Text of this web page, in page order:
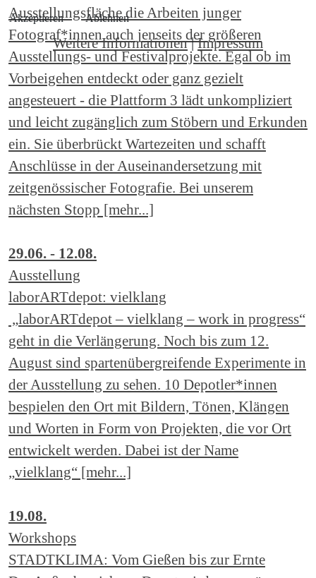
Ausstellungsfläche die Arbeiten junger
Fotograf*innen auch jenseits der größeren
Ausstellungs- und Festivalprojekte. Egal ob im
Vorbeigehen entdeckt oder ganz gezielt
angesteuert - die Plattform 3 lädt unkompliziert
und leicht zugänglich zum Stöbern und Erkunden
ein. Sie überbrückt Wartezeiten und schafft
Anschlüsse in der Auseinandersetzung mit
zeitgenössischer Fotografie. Bei unserem
nächsten Stopp [mehr...]
29.06. - 12.08.
Ausstellung
laborARTdepot: vielklang
„laborARTdepot – vielklang – work in progress“
geht in die Verlängerung. Noch bis zum 12.
August sind spartenübergreifende Experimente in
der Ausstellung zu sehen. 10 Depotler*innen
bespielen den Ort mit Bildern, Tönen, Klängen
und Worten in Form von Projekten, die vor Ort
entwickelt werden. Dabei ist der Name
„vielklang“ [mehr...]
19.08.
Workshops
STADTKLIMA: Vom Gießen bis zur Ernte
Akzeptieren Ablehnen
Weitere Informationen|Impressum